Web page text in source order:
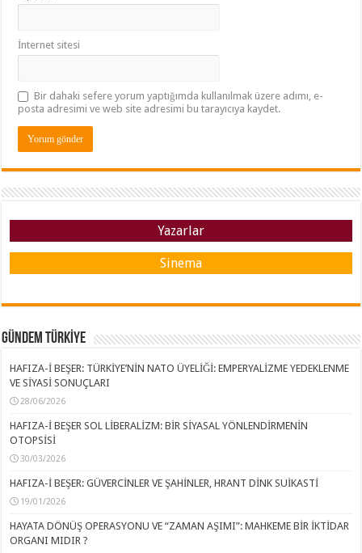
İnternet sitesi
Bir dahaki sefere yorum yaptığımda kullanılmak üzere adımı, e-
posta adresimi ve web site adresimi bu tarayıcıya kaydet.
Yazarlar
Sinema
GÜNDEM TÜRKİYE
HAFIZA-İ BEŞER: TÜRKİYE’NİN NATO ÜYELİĞİ: EMPERYALİZME YEDEKLENME
VE SİYASİ SONUÇLARI
28/06/2026
HAFIZA-İ BEŞER SOL LİBERALİZM: BİR SİYASAL YÖNLENDİRMENİN
OTOPSİSİ
30/03/2026
HAFIZA-İ BEŞER: GÜVERCİNLER VE ŞAHİNLER, HRANT DİNK SUİKASTİ
19/01/2026
HAYATA DÖNÜŞ OPERASYONU VE “ZAMAN AŞIMI”: MAHKEME BİR İKTİDAR
ORGANI MIDIR ?